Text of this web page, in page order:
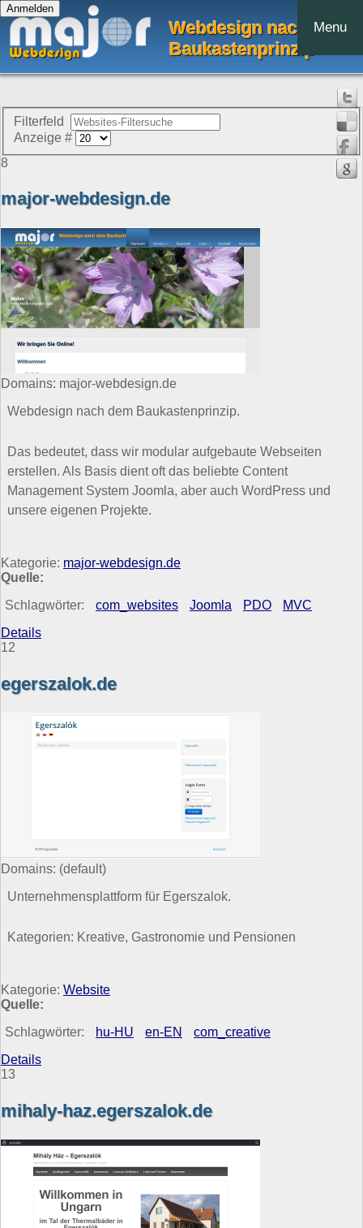
Webdesign nach dem
Baukastenprinzip
Menu
Filterfeld
Anzeige #
8
major-webdesign.de
Domains: major-webdesign.de
Webdesign nach dem Baukastenprinzip.
Das bedeutet, dass wir modular aufgebaute Webseiten
erstellen. Als Basis dient oft das beliebte Content
Management System Joomla, aber auch WordPress und
unsere eigenen Projekte.
Kategorie: major-webdesign.de
Quelle:
Schlagwörter:
com_websites Joomla PDO
MVC
Details
12
egerszalok.de
Domains: (default)
Unternehmensplattform für Egerszalok.
Kategorien: Kreative, Gastronomie und Pensionen
Kategorie: Website
Quelle:
Schlagwörter:
hu-HU en-EN
com_creative
Details
13
mihaly-haz.egerszalok.de